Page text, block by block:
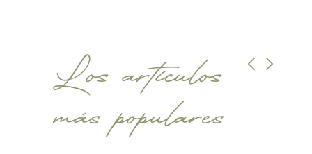
Los artículos
más populares